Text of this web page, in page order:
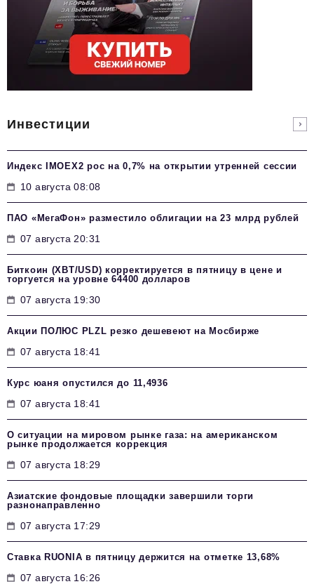
Инвестиции
Индекс IMOEX2 рос на 0,7% на открытии утренней сессии
10 августа 08:08
ПАО «МегаФон» разместило облигации на 23 млрд рублей
07 августа 20:31
Биткоин (XBT/USD) корректируется в пятницу в цене и
торгуется на уровне 64400 долларов
07 августа 19:30
Акции ПОЛЮС PLZL резко дешевеют на Мосбирже
07 августа 18:41
Курс юаня опустился до 11,4936
07 августа 18:41
О ситуации на мировом рынке газа: на американском
рынке продолжается коррекция
07 августа 18:29
Азиатские фондовые площадки завершили торги
разнонаправленно
07 августа 17:29
Ставка RUONIA в пятницу держится на отметке 13,68%
07 августа 16:26